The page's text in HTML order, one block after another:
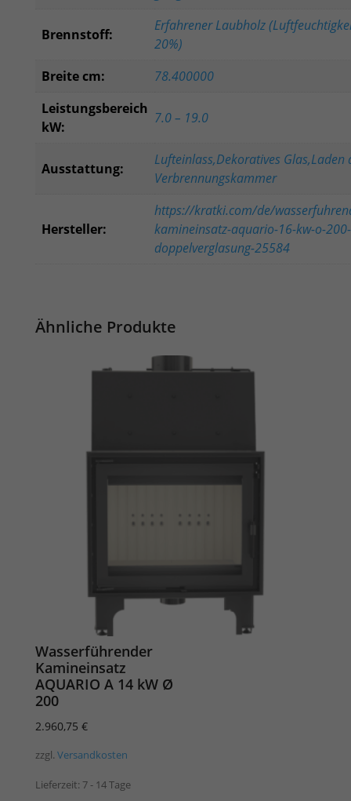
Brennstoff:
Erfahrener Laubholz
20%)
Breite cm:
78.400000
Leistungsbereich
kW:
7.0 – 19.0
Ausstattung:
Lufteinlass,Dekoratives Glas,Laden
Verbrennungskammer
Hersteller:
https://kratki.com/de/
kamineinsatz-aquario-16-kw-o-200-
doppelverglasung-25584
Ähnliche Produkte
Wasserführender
Kamineinsatz
AQUARIO A 14 kW Ø
200
2.960,75 €
zzgl. Versandkosten
Lieferzeit: 7 - 14 Tage